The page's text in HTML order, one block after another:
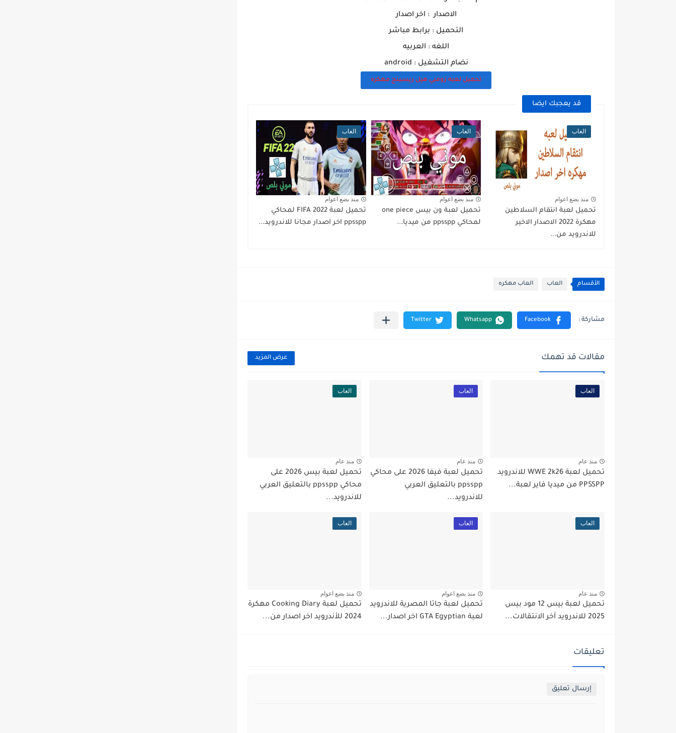
الاصدار : اخر اصدار
التحميل : برابط مباشر
اللغه : العربيه
نضام التشغيل : android
تحميل لعبه زومبي هيل ريسينج مهكره
قد يعجبك ايضا
العاب
منذ بضع اعوام
تحميل لعبة انتقام السلاطين
مهكرة 2022 الاصدار الاخير
للاندرويد من...
العاب
منذ بضع اعوام
تحميل لعبة ون بيس one piece
لمحاكي ppsspp من ميديا...
العاب
منذ بضع اعوام
تحميل لعبة FIFA 2022 لمحاكي
ppsspp اخر اصدار مجانا للاندرويد...
الأقسام العاب العاب مهكره
مقالات قد تهمك عرض المزيد
العاب
منذ عام
تحميل لعبة WWE 2k26 للاندرويد
PPSSPP من ميديا فاير لعبة...
العاب
منذ عام
تحميل لعبة فيفا 2026 على محاكي
ppsspp بالتعليق العربي
للاندرويد...
العاب
منذ عام
تحميل لعبة بيس 2026 على
محاكي ppsspp بالتعليق العربي
للاندرويد...
العاب
منذ عام
تحميل لعبة بيس 12 مود بيس
2025 للاندرويد آخر الانتقالات...
العاب
منذ بضع اعوام
تحميل لعبة جاتا المصرية للاندرويد
لعبة GTA Egyptian اخر اصدار...
العاب
منذ بضع اعوام
تحميل لعبة Cooking Diary مهكرة
2024 للأندرويد اخر اصدار من...
تعليقات
إرسال تعليق